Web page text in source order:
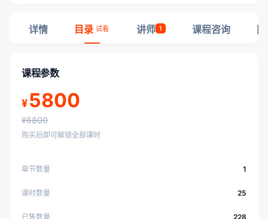
详情 目录 试看 讲师 1 课程咨询
课程参数
¥5800
¥6800
购买后即可解锁全部课时
章节数量 1
课时数量 25
已售数量 228